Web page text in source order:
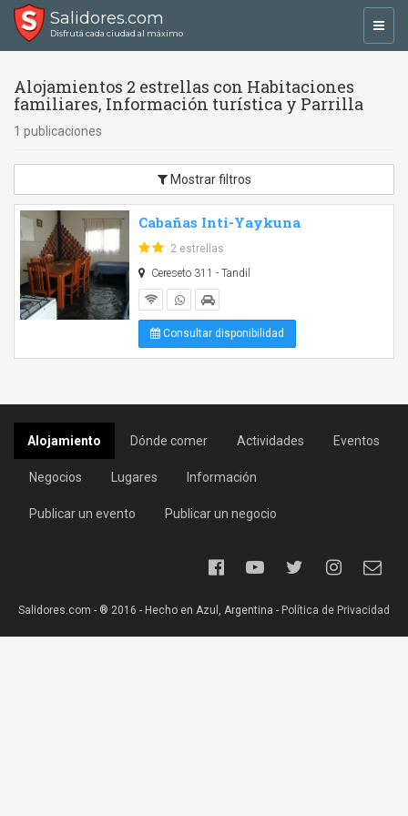
Salidores.com
Disfrutá cada ciudad al máximo
Alojamientos 2 estrellas con Habitaciones
familiares, Información turística y Parrilla
1 publicaciones
Mostrar filtros
Cabañas Inti-Yaykuna
2 estrellas
Cereseto 311 - Tandil
Consultar disponibilidad
Alojamiento Dónde comer Actividades Eventos
Negocios Lugares Información
Publicar un evento Publicar un negocio
Salidores.com - ® 2016 - Hecho en Azul, Argentina - Política de Privacidad